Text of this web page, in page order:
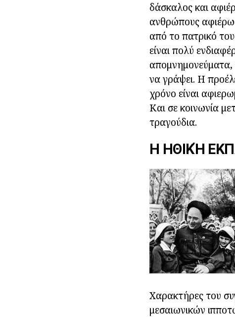
δάσκαλος και
ανθρώπους
από το πατρικό
είναι πολύ
να γράψει. Η
χρόνο είναι
Και σε κοινωνία
τραγούδια.
Η ΗΘΙΚΉ
Χαρακτήρες του
μεσαιωνικών